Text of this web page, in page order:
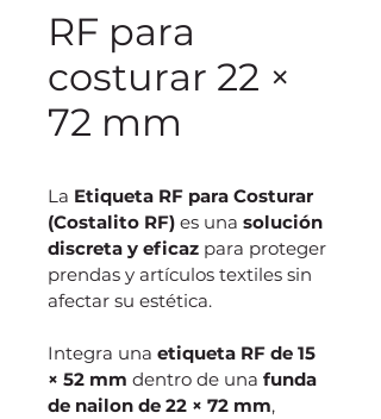
RF para
costurar 22 ×
72 mm
La Etiqueta RF para Costurar
(Costalito RF) es una solución
discreta y eficaz para proteger
prendas y artículos textiles sin
afectar su estética.
Integra una etiqueta RF de 15
× 52 mm dentro de una funda
de nailon de 22 × 72 mm,